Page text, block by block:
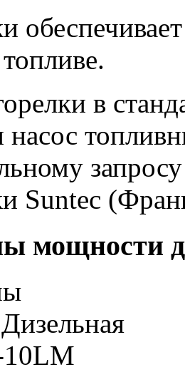
в
насос
Suntec
мощности